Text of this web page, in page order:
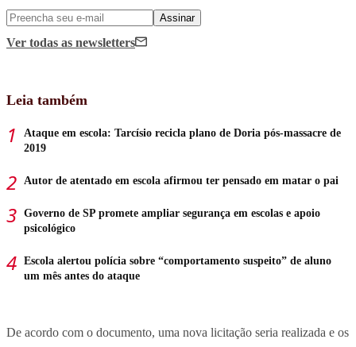
Assinar
Ver todas as newsletters
Leia também
Ataque em escola: Tarcísio recicla plano de Doria pós-massacre de
2019
Autor de atentado em escola afirmou ter pensado em matar o pai
Governo de SP promete ampliar segurança em escolas e apoio
psicológico
Escola alertou polícia sobre “comportamento suspeito” de aluno
um mês antes do ataque
De acordo com o documento, uma nova licitação seria realizada e os